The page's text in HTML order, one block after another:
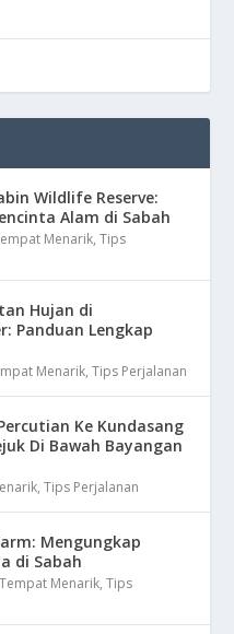
Wildlife Reserve:
Alam di Sabah
Menarik,Tips
Hujan di
Panduan Lengkap
Menarik,Tips Perjalanan
Ke Kundasang
Di Bawah Bayangan
,Tips Perjalanan
Mengungkap
di Sabah
Tempat Menarik,Tips